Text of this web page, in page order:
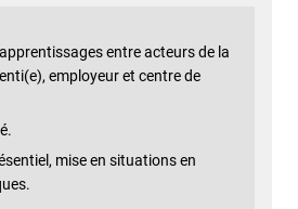
entre acteurs de la
employeur et centre de
mise en situations en